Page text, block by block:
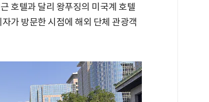
호텔과 달리 왕푸징의 미국계 호텔
가 방문한 시점에 해외 단체 관광객